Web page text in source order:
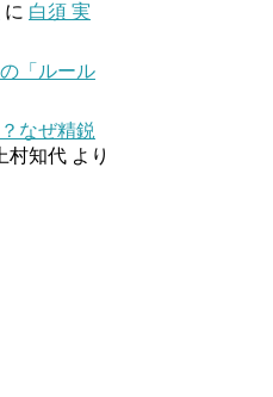
に 白須 実
「ルール
なぜ精鋭
上村知代 より